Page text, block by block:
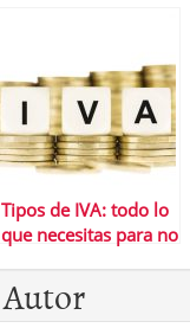
Tipos de IVA: todo lo
que necesitas para no
Autor